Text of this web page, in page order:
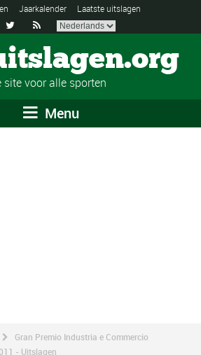
Jaarkalender Laatste uitslagen
 
site voor alle sporten
Menu
Gran Premio Industria e Commercio
- Uitslagen